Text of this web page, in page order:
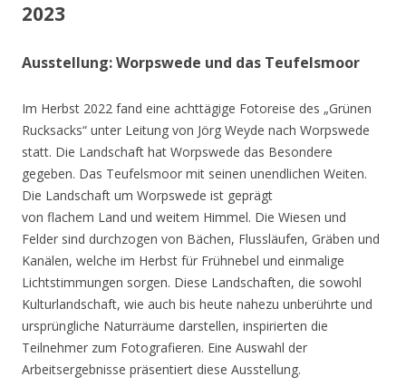
2023
Ausstellung: Worpswede und das Teufelsmoor
Im Herbst 2022 fand eine achttägige Fotoreise des „Grünen
Rucksacks“ unter Leitung von Jörg Weyde nach Worpswede
statt. Die Landschaft hat Worpswede das Besondere
gegeben. Das Teufelsmoor mit seinen unendlichen Weiten.
Die Landschaft um Worpswede ist geprägt
von flachem Land und weitem Himmel. Die Wiesen und
Felder sind durchzogen von Bächen, Flussläufen, Gräben und
Kanälen, welche im Herbst für Frühnebel und einmalige
Lichtstimmungen sorgen. Diese Landschaften, die sowohl
Kulturlandschaft, wie auch bis heute nahezu unberührte und
ursprüngliche Naturräume darstellen, inspirierten die
Teilnehmer zum Fotografieren. Eine Auswahl der
Arbeitsergebnisse präsentiert diese Ausstellung.